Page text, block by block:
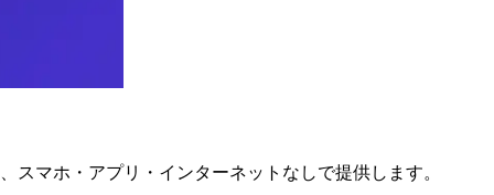
マホ・アプリ・インターネットなしで提供します。